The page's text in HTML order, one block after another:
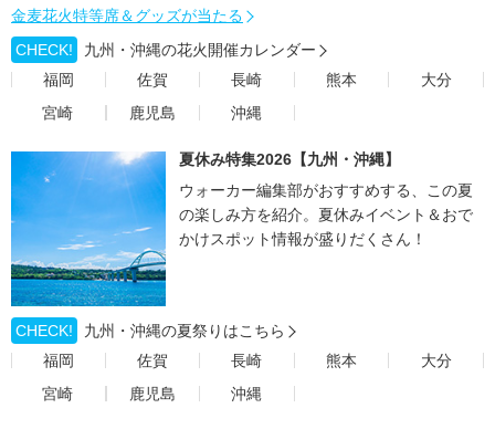
金麦花火特等席＆グッズが当たる
CHECK!
九州・沖縄の花火開催カレンダー
福岡
佐賀 長崎 熊本
大分
宮崎
鹿児島 沖縄
夏休み特集2026【九州・沖縄】
ウォーカー編集部がおすすめする、この夏
の楽しみ方を紹介。夏休みイベント＆おで
かけスポット情報が盛りだくさん！
CHECK!
九州・沖縄の夏祭りはこちら
福岡
佐賀 長崎 熊本
大分
宮崎
鹿児島 沖縄